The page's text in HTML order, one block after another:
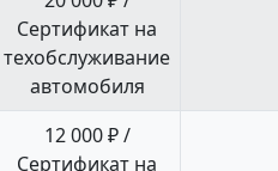
Сертификат на
техобслуживание
автомобиля
12 000 ₽ /
Сертификат на